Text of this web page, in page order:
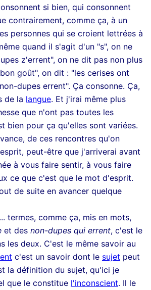
si bien, qui consonnent
contrairement, comme ça, à un
personnes qui se croient lettrées à
quand il s'agit d'un "s", on ne
z'errent", on ne dit pas non plus
goût", on dit : "les cerises ont
dupes errent". Ça consonne. Ça,
de la langue. Et j'irai même plus
que n'ont pas toutes les
bien pour ça qu'elles sont variées.
de ces rencontres qu'on
peut-être que j'arriverai avant
à vous faire sentir, à vous faire
ce que c'est que le mot d'esprit.
de suite en avancer quelque
termes, comme ça, mis en mots,
et des non-dupes qui errent, c'est le
les deux. C'est le même savoir au
c'est un savoir dont le sujet peut
la définition du sujet, qu'ici je
que le constitue l'inconscient. Il le